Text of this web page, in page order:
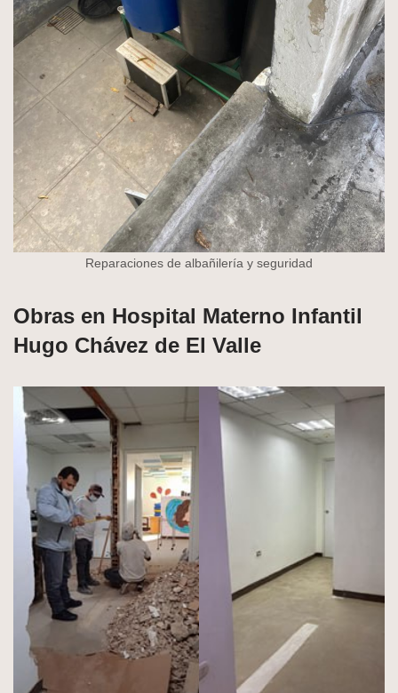
Reparaciones de albañilería y seguridad
Obras en Hospital Materno Infantil
Hugo Chávez de El Valle